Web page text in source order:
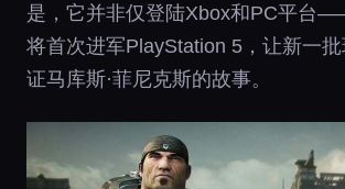
是，它并非仅登陆Xbox和PC平台
将首次进军PlayStation 5，让新一
证马库斯·菲尼克斯的故事。